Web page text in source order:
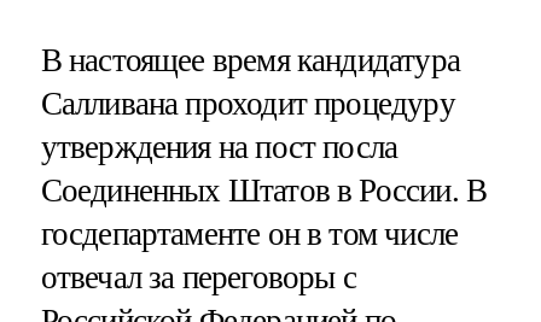
В настоящее время кандидатура
Салливана проходит процедуру
утверждения на пост посла
Соединенных Штатов в России. В
госдепартаменте он в том числе
отвечал за переговоры с